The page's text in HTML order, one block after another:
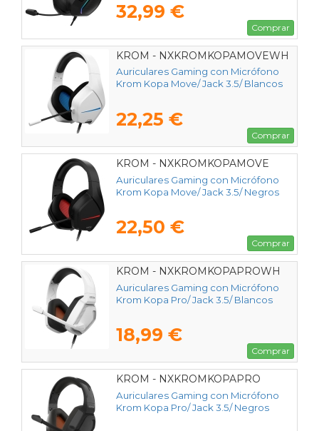
32,99 €
Comprar
KROM - NXKROMKOPAMOVEWH
Auriculares Gaming con Micrófono
Krom Kopa Move/ Jack 3.5/ Blancos
22,25 €
Comprar
KROM - NXKROMKOPAMOVE
Auriculares Gaming con Micrófono
Krom Kopa Move/ Jack 3.5/ Negros
22,50 €
Comprar
KROM - NXKROMKOPAPROWH
Auriculares Gaming con Micrófono
Krom Kopa Pro/ Jack 3.5/ Blancos
18,99 €
Comprar
KROM - NXKROMKOPAPRO
Auriculares Gaming con Micrófono
Krom Kopa Pro/ Jack 3.5/ Negros